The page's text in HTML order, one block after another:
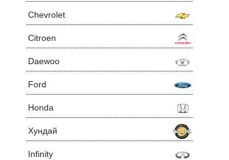
Chevrolet
Citroen
Daewoo
Ford
Honda
Хундай
Infinity